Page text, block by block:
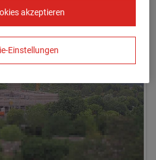
akzeptieren
Einstellungen